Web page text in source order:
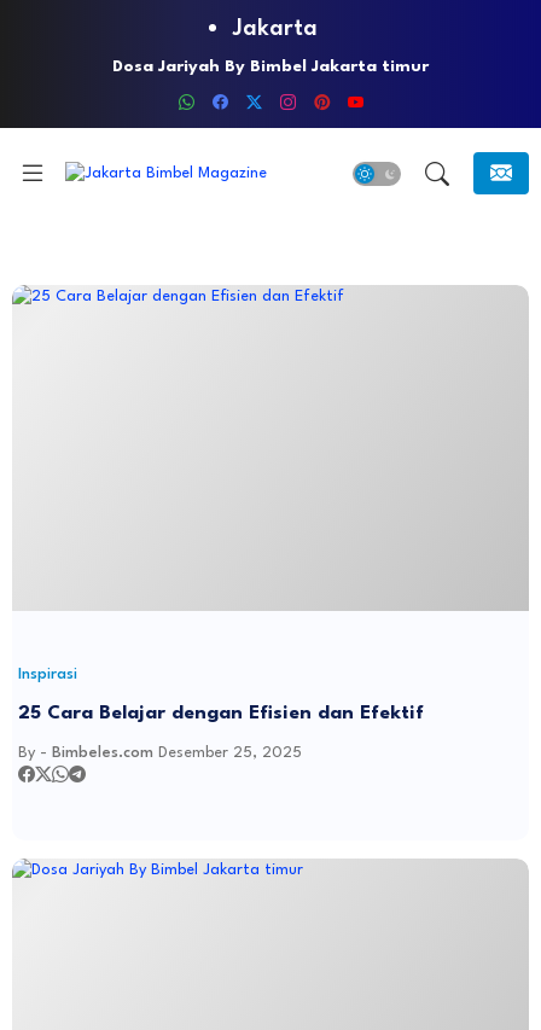
Jakarta
Lindungi Anak Anda Dari Kejahatan Seksual Dengan
Menerapkan Underwear Rules
Inspirasi
25 Cara Belajar dengan Efisien dan Efektif
By - Bimbeles.com Desember 25, 2025